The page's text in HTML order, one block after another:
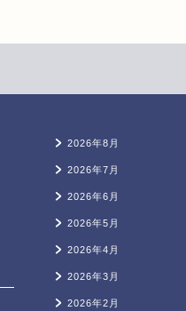
2026年8月
2026年7月
2026年6月
2026年5月
2026年4月
2026年3月
2026年2月